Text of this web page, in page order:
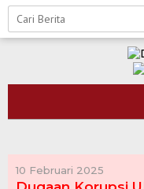
Skip
content
10 Februari 2025